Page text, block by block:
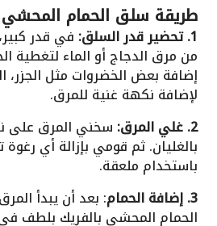
طريقة سلق الحمام المحشي
1. تحضير قدر السلق: في قدر
من مرق الدجاج أو الماء لتغطية
إضافة بعض الخضروات مثل الجزر،
لإضافة نكهة غنية للمرق.
2. غلي المرق:
سخني المرق على
بالغليان. ثم قومي بإزالة أي
باستخدام ملعقة.
3. إضافة الحمام
: بعد أن يبدأ
الحمام المحشي بالفريك بلطف